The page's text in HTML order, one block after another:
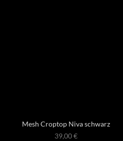
Mesh Croptop Niva schwarz
39,00€